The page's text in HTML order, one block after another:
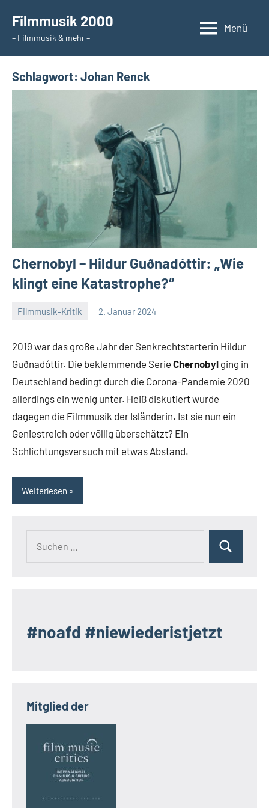
Inhalt
springen
Filmmusik 2000
– Filmmusik & mehr –
Menü
Schlagwort: Johan Renck
Chernobyl – Hildur Guðnadóttir: „Wie
klingt eine Katastrophe?“
Filmmusik-Kritik 2. Januar 2024
2019 war das große Jahr der Senkrechtstarterin Hildur
Guðnadóttir. Die beklemmende Serie Chernobyl ging in
Deutschland bedingt durch die Corona-Pandemie 2020
allerdings ein wenig unter. Heiß diskutiert wurde
dagegen die Filmmusik der Isländerin. Ist sie nun ein
Geniestreich oder völlig überschätzt? Ein
Schlichtungsversuch mit etwas Abstand.
Weiterlesen
Suchen
#noafd #niewiederistjetzt
Mitglied der